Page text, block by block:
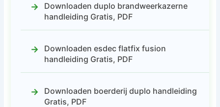
Downloaden duplo brandweerkazerne
handleiding Gratis, PDF
Downloaden esdec flatfix fusion
handleiding Gratis, PDF
Downloaden boerderij duplo handleiding
Gratis, PDF